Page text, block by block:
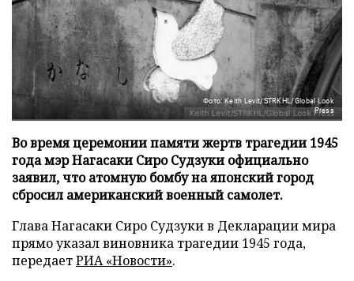
Фото: Keith Levit/STRKHL/Global Look
Press
Во время церемонии памяти жертв трагедии 1945
года мэр Нагасаки Сиро Судзуки официально
заявил, что атомную бомбу на японский город
сбросил американский военный самолет.
Глава Нагасаки Сиро Судзуки в Декларации мира
прямо указал виновника трагедии 1945 года,
передаетРИА «Новости».